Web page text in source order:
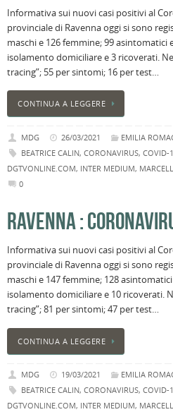
Informativa sui nuovi casi positivi al
provinciale di Ravenna oggi si sono
maschi e 126 femmine; 99 asintomatici
isolamento domiciliare e 3 ricoverati.
tracing”; 55 per sintomi; 16 per test…
CONTINUA A LEGGERE
MDG 26/03/2021 EMILIA
BEATRICE CALIN, CORONAVIRUS, COVID-
DGTVONLINE.COM, INTER MEDIUM,
0
RAVENNA :
Informativa sui nuovi casi positivi al
provinciale di Ravenna oggi si sono
maschi e 147 femmine; 128
isolamento domiciliare e 10 ricoverati.
tracing”; 81 per sintomi; 47 per test…
CONTINUA A LEGGERE
MDG 19/03/2021 EMILIA
BEATRICE CALIN, CORONAVIRUS, COVID-
DGTVONLINE.COM, INTER MEDIUM,